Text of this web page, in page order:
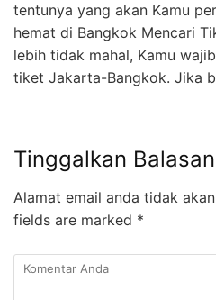
tentunya yang akan Kamu
hemat di Bangkok Mencari
lebih tidak mahal, Kamu
tiket Jakarta-Bangkok. Jika
Tinggalkan Balasan
Alamat email anda tidak
fields are marked *